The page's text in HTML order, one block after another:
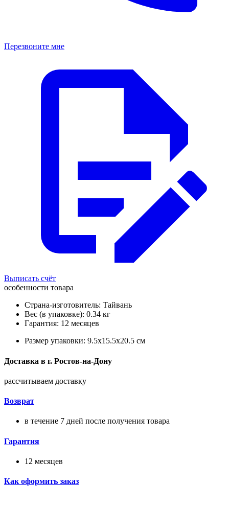
Перезвоните мне
Выписать счёт
особенности товара
Страна-изготовитель: Тайвань
Вес (в упаковке): 0.34 кг
Гарантия: 12 месяцев
Размер упаковки: 9.5x15.5x20.5 см
Доставка в г. Ростов-на-Дону
рассчитываем доставку
Возврат
в течение 7 дней после получения товара
Гарантия
12 месяцев
Как оформить заказ